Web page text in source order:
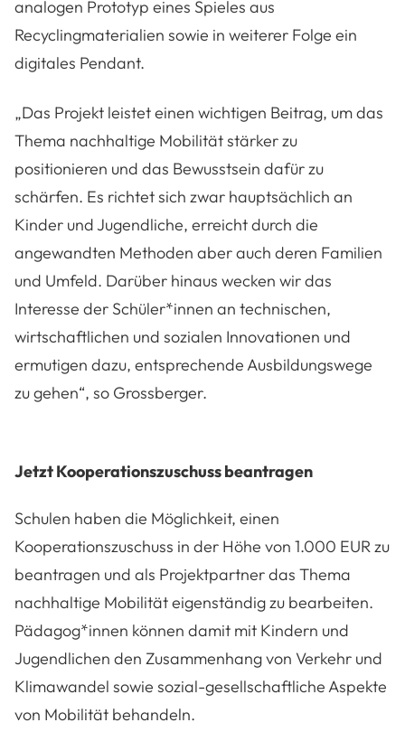
analogen Prototyp eines Spieles aus
Recyclingmaterialien sowie in weiterer Folge ein
digitales Pendant.
„Das Projekt leistet einen wichtigen Beitrag, um das
Thema nachhaltige Mobilität stärker zu
positionieren und das Bewusstsein dafür zu
schärfen. Es richtet sich zwar hauptsächlich an
Kinder und Jugendliche, erreicht durch die
angewandten Methoden aber auch deren Familien
und Umfeld. Darüber hinaus wecken wir das
Interesse der Schüler*innen an technischen,
wirtschaftlichen und sozialen Innovationen und
ermutigen dazu, entsprechende Ausbildungswege
zu gehen“, so Grossberger.
Jetzt Kooperationszuschuss beantragen
Schulen haben die Möglichkeit, einen
Kooperationszuschuss in der Höhe von 1.000 EUR zu
beantragen und als Projektpartner das Thema
nachhaltige Mobilität eigenständig zu bearbeiten.
Pädagog*innen können damit mit Kindern und
Jugendlichen den Zusammenhang von Verkehr und
Klimawandel sowie sozial-gesellschaftliche Aspekte
von Mobilität behandeln.